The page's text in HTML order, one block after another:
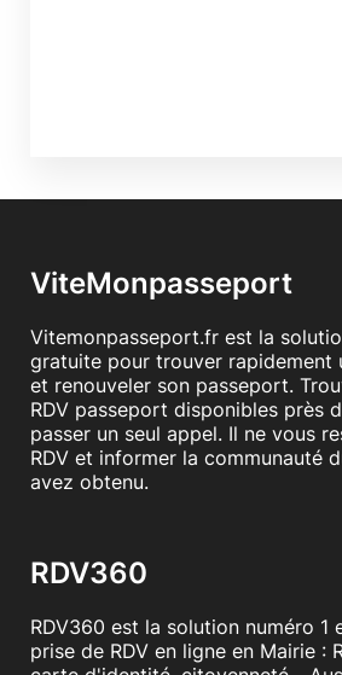
ViteMonpasseport
Vitemonpasseport.fr est la
gratuite pour trouver rapidement
et renouveler son passeport.
RDV passeport disponibles près
passer un seul appel. Il ne vous
RDV et informer la communauté
avez obtenu.
RDV360
RDV360 est la solution numéro 1
prise de RDV en ligne en Mairie :